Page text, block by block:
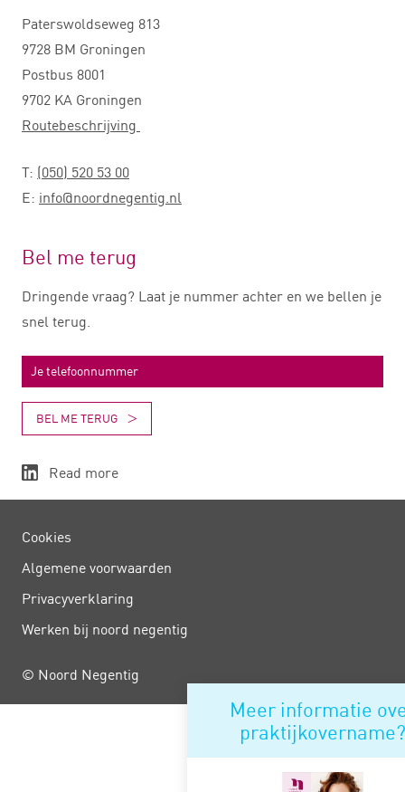
Meer informatie
praktijkovername?
Paterswoldseweg 813
9728 BM Groningen
Postbus 8001
9702 KA Groningen
Routebeschrijving
T: (050) 520 53 00
E: info@noordnegentig.nl
Bel me terug
Dringende vraag? Laat je nummer achter en we bellen je
snel terug.
BEL ME TERUG
Read more
Cookies
Algemene voorwaarden
Privacy­verklaring
Werken bij noord negentig
© Noord Negentig